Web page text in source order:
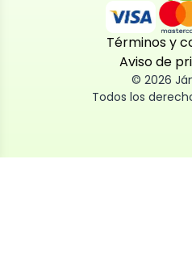
Términos y
Aviso de
© 2026
Todos los